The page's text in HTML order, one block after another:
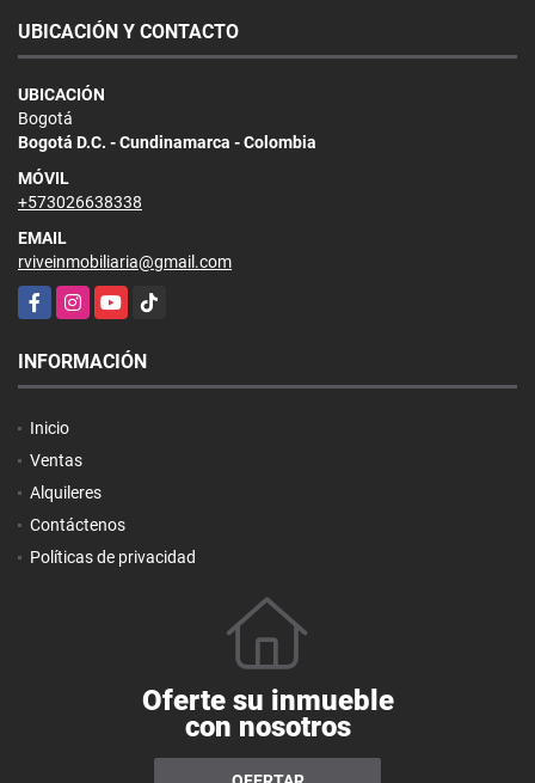
UBICACIÓN Y CONTACTO
UBICACIÓN
Bogotá
Bogotá D.C. - Cundinamarca - Colombia
MÓVIL
+573026638338
EMAIL
rviveinmobiliaria@gmail.com
FacebookInstagramYouTubeTikTok
INFORMACIÓN
Inicio
Ventas
Alquileres
Contáctenos
Políticas de privacidad
Oferte su inmueble
con nosotros